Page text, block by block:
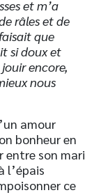
et m’a
râles et de
que
si doux et
encore,
nous
amour
bonheur en
son mari
l’épais
ce